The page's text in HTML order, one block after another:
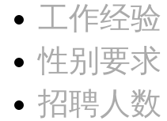
工作经验
性别要求
招聘人数